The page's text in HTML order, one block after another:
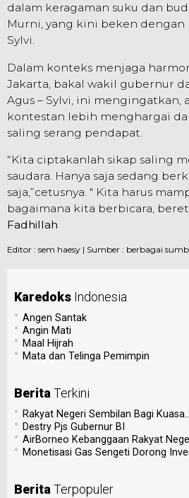
dalam keragaman suku dan
Murni, yang kini beken
Sylvi.
Dalam konteks menjaga
Jakarta, bakal wakil gubernur
Agus – Sylvi, ini mengingatkan,
kontestan lebih menghargai
saling serang pendapat.
“Kita ciptakanlah sikap saling
saudara. Hanya saja sedang
saja,”cetusnya. " Kita harus
bagaimana kita berbicara,
Fadhillah
Editor : sem haesy | Sumber : berbagai
Karedoks Indonesia
• Angen Santak
• Angin Mati
• Maal Hijrah
• Mata dan Telinga Pemimpin
Berita Terkini
• Rakyat Negeri Sembilan Bagi
• Destry Pjs Gubernur BI
• AirBorneo Kebanggaan Rakyat
• Monetisasi Gas Sengeti Dorong
Berita Terpopuler